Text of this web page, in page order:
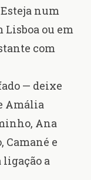
num
Lisboa ou em
com
— deixe
Amália
Ana
Camané e
ligação a